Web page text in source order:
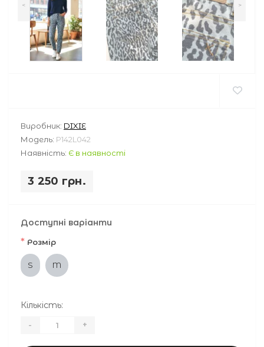
< >
Виробник: DIXIE
Модель: P142L042
Наявність: Є в наявності
3 250 грн.
Доступні варіанти
* Розмір
S M
Кількість:
- +